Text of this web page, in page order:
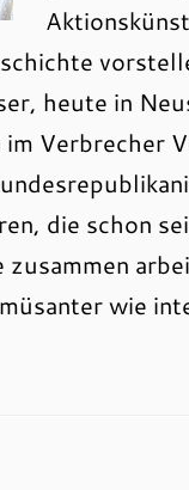
heute in
Verbrecher
die schon
zusammen
wie